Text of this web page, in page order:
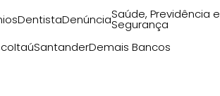
DentistaDenúnciaSaúde, Previdência e
Segurança
ItaúSantanderDemais Bancos